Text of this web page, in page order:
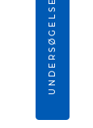
UNDERSØGELSE